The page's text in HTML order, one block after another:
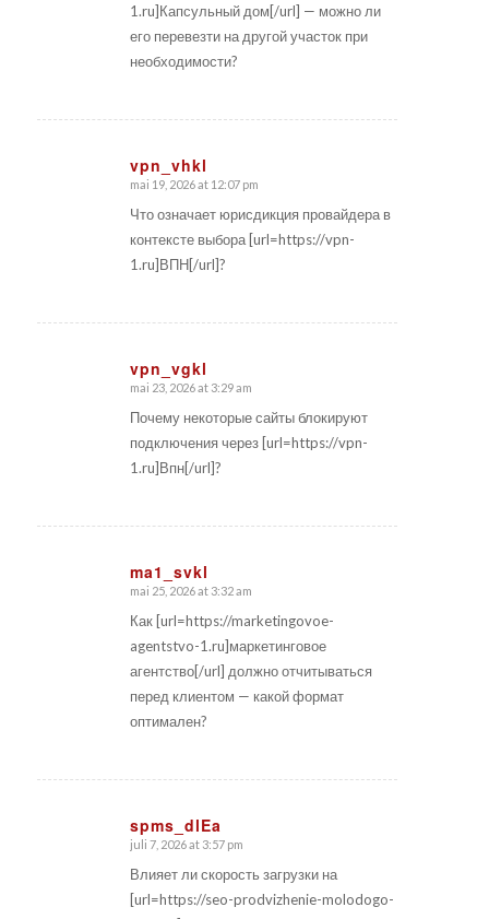
1.ru]Капсульный дом[/url] — можно ли
его перевезти на другой участок при
необходимости?
vpn_vhkl
says:
mai 19, 2026 at 12:07 pm
Что означает юрисдикция провайдера в
контексте выбора [url=https://vpn-
1.ru]ВПН[/url]?
vpn_vgkl
says:
mai 23, 2026 at 3:29 am
Почему некоторые сайты блокируют
подключения через [url=https://vpn-
1.ru]Впн[/url]?
ma1_svkl
says:
mai 25, 2026 at 3:32 am
Как [url=https://marketingovoe-
agentstvo-1.ru]маркетинговое
агентство[/url] должно отчитываться
перед клиентом — какой формат
оптимален?
spms_dlEa
says:
juli 7, 2026 at 3:57 pm
Влияет ли скорость загрузки на
[url=https://seo-prodvizhenie-molodogo-